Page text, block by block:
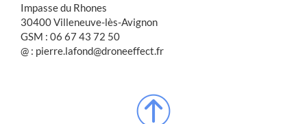
Impasse du Rhones
30400 Villeneuve-lès-Avignon
GSM : 06 67 43 72 50
@ : pierre.lafond@droneeffect.fr